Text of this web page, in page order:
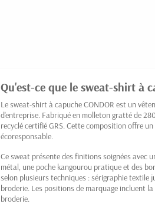
Qu'est-ce que le sweat-shirt à
Le sweat-shirt à capuche CONDOR est un
d'entreprise. Fabriqué en molleton gratté de
recyclé certifié GRS. Cette composition offre
écoresponsable.
Ce sweat présente des finitions soignées avec
métal, une poche kangourou pratique et des
selon plusieurs techniques : sérigraphie
broderie. Les positions de marquage incluent
broderie.